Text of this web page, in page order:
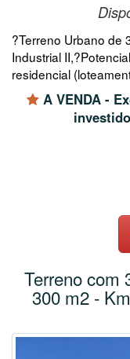
?Terreno Urbano de
Industrial
residencial
A VENDA -
Terreno com
300 m2 -